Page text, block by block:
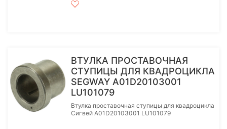
ВТУЛКА ПРОСТАВОЧНАЯ
СТУПИЦЫ ДЛЯ КВАДРОЦИКЛА
SEGWAY A01D20103001
LU101079
Втулка проставочная ступицы для квадроцикла
Сигвей A01D20103001 LU101079